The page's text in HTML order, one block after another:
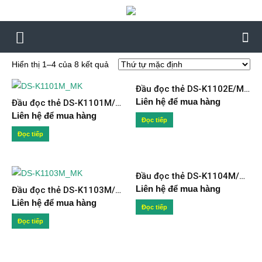
Hiển thị 1–4 của 8 kết quả
Đầu đọc thẻ DS-K1101M/MK
Liên hệ để mua hàng
Đọc tiếp
Đầu đọc thẻ DS-K1102E/M/EK/MK
Liên hệ để mua hàng
Đọc tiếp
Đầu đọc thẻ DS-K1103M/MK
Liên hệ để mua hàng
Đọc tiếp
Đầu đọc thẻ DS-K1104M/MK
Liên hệ để mua hàng
Đọc tiếp